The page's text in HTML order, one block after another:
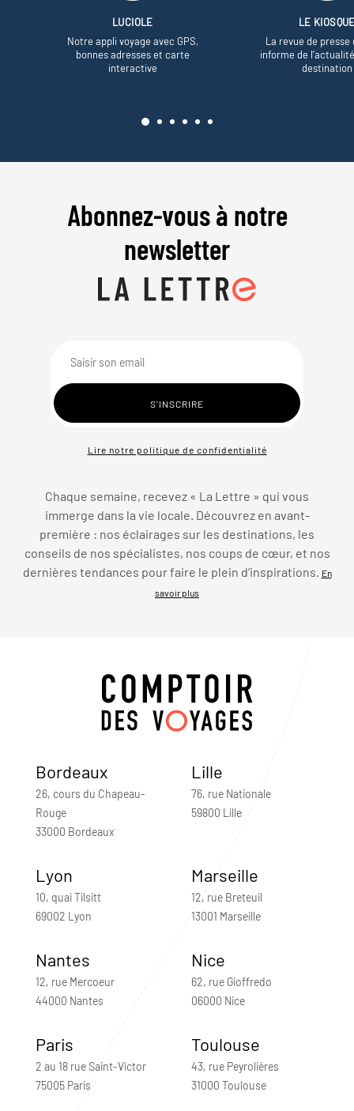
LUCIOLE
Notre appli voyage avec GPS,
bonnes adresses et carte
interactive
LE
La revue de presse
informe de
destination
Abonnez-vous à notre
newsletter
Lire notre politique de confidentialité
Chaque semaine, recevez « La Lettre » qui vous
immerge dans la vie locale. Découvrez en avant-
première : nos éclairages sur les destinations, les
conseils de nos spécialistes, nos coups de cœur, et nos
dernières tendances pour faire le plein d’inspirations.
En
savoir plus
Bordeaux
26, cours du Chapeau-
Rouge
33000 Bordeaux
Lille
76, rue Nationale
59800 Lille
Lyon
10, quai Tilsitt
69002 Lyon
Marseille
12, rue Breteuil
13001 Marseille
Nantes
12, rue Mercoeur
44000 Nantes
Nice
62, rue Gioffredo
06000 Nice
Paris
2 au 18 rue Saint-Victor
75005 Paris
Toulouse
43, rue Peyrolières
31000 Toulouse